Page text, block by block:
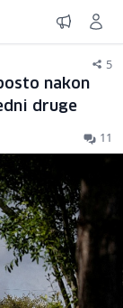
5
nakon
druge
11